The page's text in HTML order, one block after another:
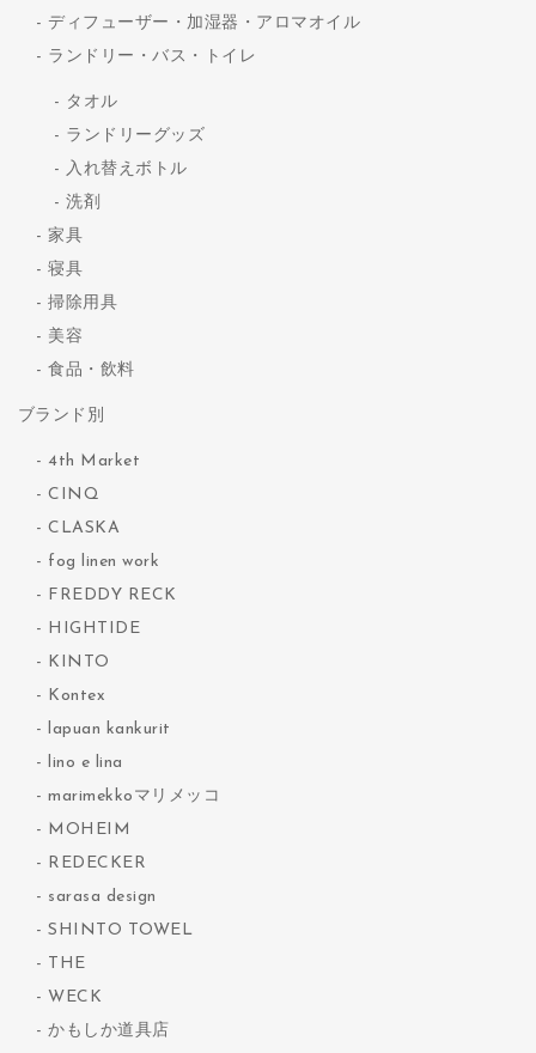
ディフューザー・加湿器・アロマオイル
ランドリー・バス・トイレ
タオル
ランドリーグッズ
入れ替えボトル
洗剤
家具
寝具
掃除用具
美容
食品・飲料
ブランド別
4th Market
CINQ
CLASKA
fog linen work
FREDDY RECK
HIGHTIDE
KINTO
Kontex
lapuan kankurit
lino e lina
marimekkoマリメッコ
MOHEIM
REDECKER
sarasa design
SHINTO TOWEL
THE
WECK
かもしか道具店